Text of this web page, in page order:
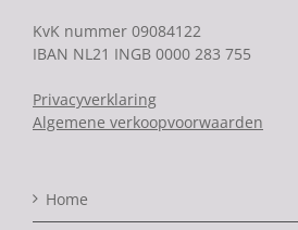
KvK nummer 09084122
IBAN NL21 INGB 0000 283 755
Privacyverklaring
Algemene verkoopvoorwaarden
Home